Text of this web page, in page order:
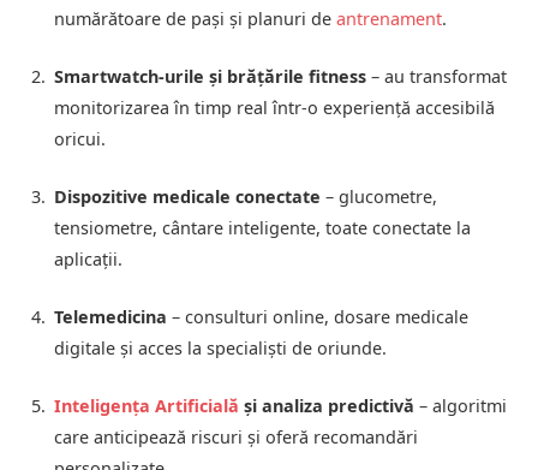
numărătoare de pași și planuri de antrenament.
Smartwatch-urile și brățările fitness – au transformat
monitorizarea în timp real într-o experiență accesibilă
oricui.
Dispozitive medicale conectate – glucometre,
tensiometre, cântare inteligente, toate conectate la
aplicații.
Telemedicina – consulturi online, dosare medicale
digitale și acces la specialiști de oriunde.
Inteligența Artificială și analiza predictivă – algoritmi
care anticipează riscuri și oferă recomandări